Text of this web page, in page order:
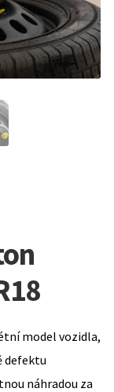
model vozidla,
defektu
náhradou za